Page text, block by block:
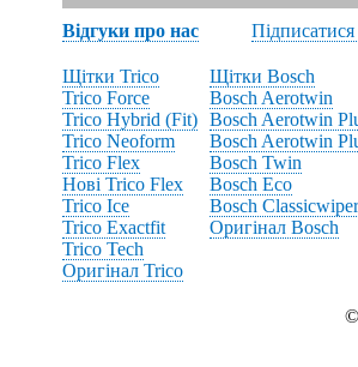
Відгуки про нас
Щітки Trico
Trico Force
Trico Hybrid (Fit)
Trico Neoform
Trico Flex
Нові Trico Flex
Trico Ice
Trico Exactfit
Trico Tech
Оригінал Trico
Щітки Bosch
Bosch Aerotwin
Bosch Aerotwin
Bosch Aerotwin
Bosch Twin
Bosch Eco
Bosch Classicwiper
Оригінал Bosch